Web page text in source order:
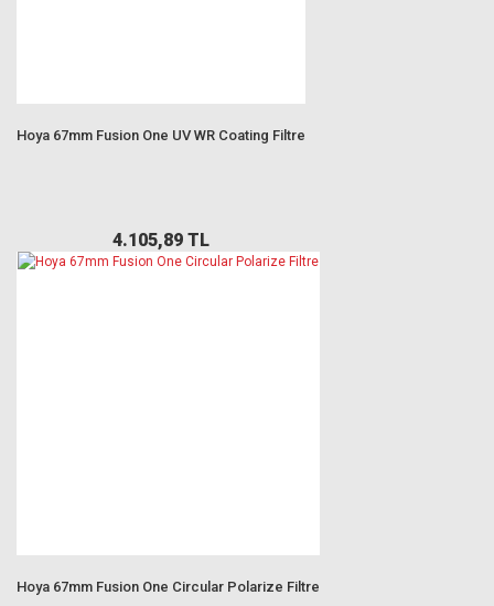
Hoya 67mm Fusion One UV WR Coating Filtre
4.105,89 TL
Hoya 67mm Fusion One Circular Polarize Filtre